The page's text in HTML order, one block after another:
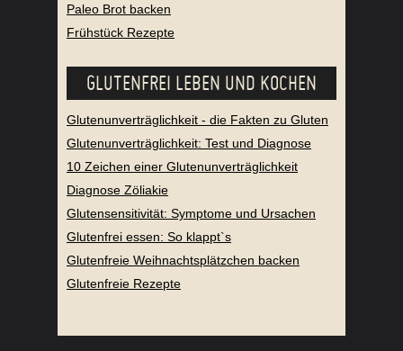
Paleo Brot backen
Frühstück Rezepte
GLUTENFREI LEBEN UND KOCHEN
Glutenunverträglichkeit - die Fakten zu Gluten
Glutenunverträglichkeit: Test und Diagnose
10 Zeichen einer Glutenunverträglichkeit
Diagnose Zöliakie
Glutensensitivität: Symptome und Ursachen
Glutenfrei essen: So klappt`s
Glutenfreie Weihnachtsplätzchen backen
Glutenfreie Rezepte